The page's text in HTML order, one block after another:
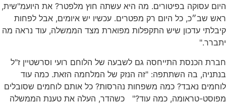
היום עסוקה בפיטורים. מה היא עשתה חוץ מלפטר? את היועמ"שית,
ראש שב״כ, כל היום רק מפטרים. עכשיו יש איומים, אבל לפחות
קיבלתי עדכון שיש התקפלות מפוארת מצד הממשלה, עוד נראה מה
יתברר."
חברת הכנסת התייחסה גם לשבעה של הלוחם רועי וסרשטיין ז"ל
בנתניה, בה השתתפה: "זה הנזק של המלחמה הזאת. כמה עוד
לוחמים נאבד? כמה משפחות נהרסות? כל אותם לוחמים שסובלים
מפוסט-טראומה, כמה עוד?" כשהדר, העלה את טענת הממשלה